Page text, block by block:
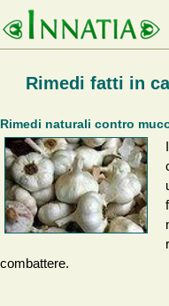
Rimedi fatti in
Rimedi naturali contro
combattere.